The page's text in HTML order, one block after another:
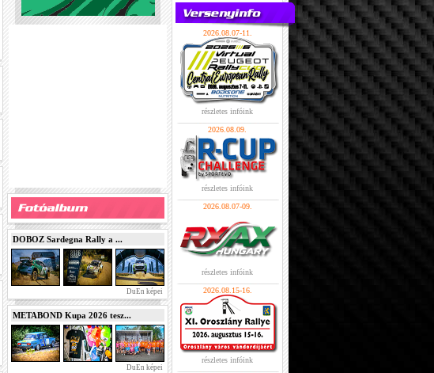
DOBOZ Sardegna Rally a ...
DuEn képei
METABOND Kupa 2026 tesz...
DuEn képei
2026.08.07-11.
részletes infóink
2026.08.09.
részletes infóink
2026.08.07-09.
részletes infóink
2026.08.15-16.
részletes infóink